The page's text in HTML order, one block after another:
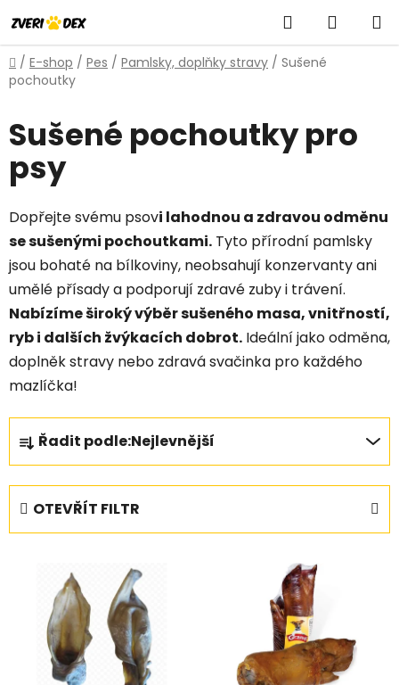
na
obsah
Hledat
KOŠÍK
Domů
/ E-shop / Pes / Pamlsky, doplňky stravy / Sušené
pochoutky
Sušené pochoutky pro
psy
Dopřejte svému psovi lahodnou a zdravou odměnu
se sušenými pochoutkami. Tyto přírodní pamlsky
jsou bohaté na bílkoviny, neobsahují konzervanty ani
umělé přísady a podporují zdravé zuby i trávení.
Nabízíme široký výběr sušeného masa, vnitřností,
ryb i dalších žvýkacích dobrot. Ideální jako odměna,
doplněk stravy nebo zdravá svačinka pro každého
mazlíčka!
Ř
a
z
e
n
í
Řadit podle:Nejlevnější
OTEVŘÍT FILTR